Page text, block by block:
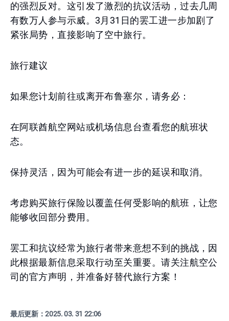
的强烈反对。这引发了激烈的抗议活动，过去几周
有数万人参与示威。3月31日的罢工进一步加剧了
紧张局势，直接影响了空中旅行。
旅行建议
如果您计划前往或离开布鲁塞尔，请务必：
在阿联酋航空网站或机场信息台查看您的航班状
态。
保持灵活，因为可能会有进一步的延误和取消。
考虑购买旅行保险以覆盖任何受影响的航班，让您
能够收回部分费用。
罢工和抗议经常为旅行者带来意想不到的挑战，因
此根据最新信息采取行动至关重要。请关注航空公
司的官方声明，并准备好替代旅行方案！
最后更新：2025. 03. 31 22:06